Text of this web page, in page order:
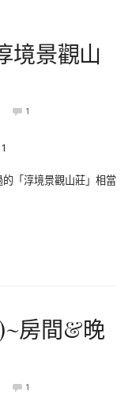
境景觀山
1
「淳境景觀山莊」相當
房間&晚
1